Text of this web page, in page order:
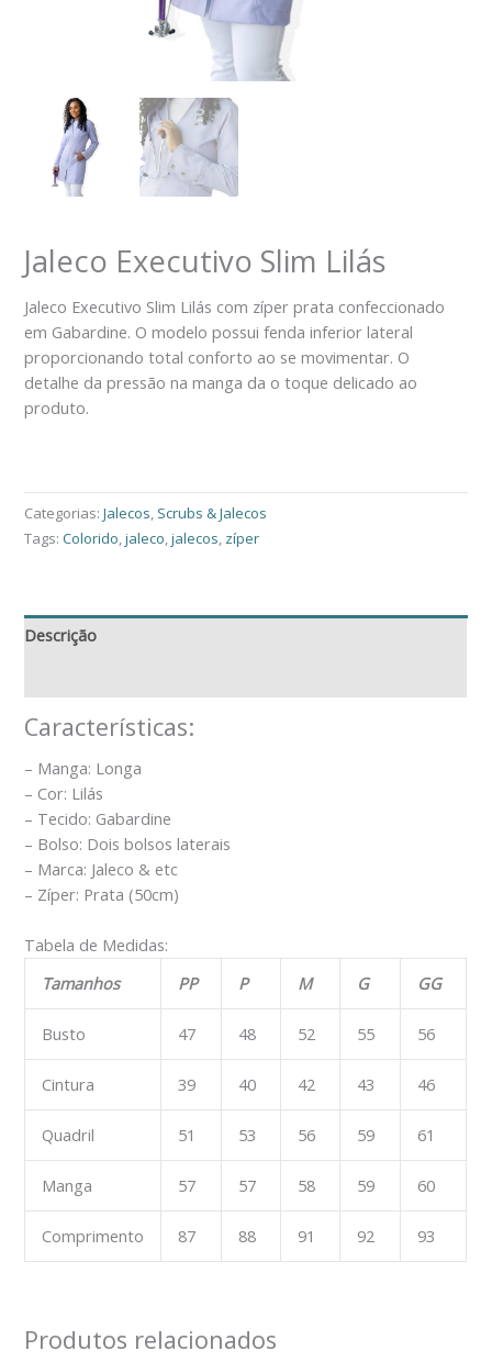
Jaleco Executivo Slim Lilás
Jaleco Executivo Slim Lilás com zíper prata confeccionado
em Gabardine. O modelo possui fenda inferior lateral
proporcionando total conforto ao se movimentar. O
detalhe da pressão na manga da o toque delicado ao
produto.
Categorias:Jalecos, Scrubs & Jalecos
Tags:Colorido,jaleco,jalecos, zíper
Descrição
Características:
– Manga: Longa
– Cor: Lilás
– Tecido: Gabardine
– Bolso: Dois bolsos laterais
– Marca: Jaleco & etc
– Zíper: Prata (50cm)
Tabela de Medidas:
Tamanhos
PP P M G GG
Busto 47 48 52 55 56
Cintura 39 40 42 43 46
Quadril 51 53 56 59 61
Manga 57 57 58 59 60
Comprimento 87 88 91 92 93
Produtos relacionados